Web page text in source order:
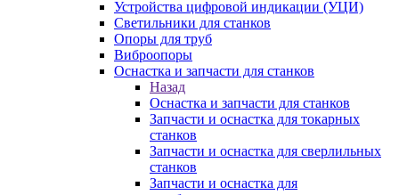
Устройства цифровой индикации (УЦИ)
Светильники для станков
Опоры для труб
Виброопоры
Оснастка и запчасти для станков
Назад
Оснастка и запчасти для станков
Запчасти и оснастка для токарных
станков
Запчасти и оснастка для сверлильных
станков
Запчасти и оснастка для